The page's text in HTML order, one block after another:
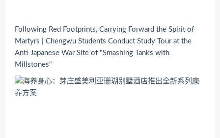
Following Red Footprints, Carrying Forward the Spirit of
Martyrs | Chengwu Students Conduct Study Tour at the
Anti-Japanese War Site of "Smashing Tanks with
Millstones"